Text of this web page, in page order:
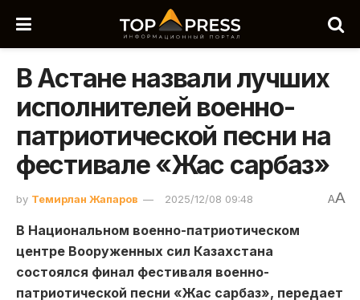
В Астане назвали лучших
исполнителей военно-
патриотической песни на
фестивале «Жас сарбаз»
by Темирлан Жапаров 2025/12/08 09:48 AA
В Национальном военно-патриотическом
центре Вооруженных сил Казахстана
состоялся финал фестиваля военно-
патриотической песни «Жас сарбаз», передает